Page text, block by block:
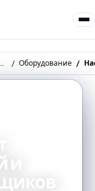
Оборудование